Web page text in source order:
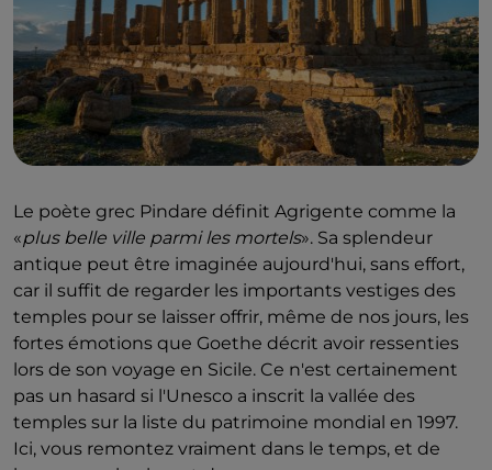
Le poète grec Pindare définit Agrigente comme la
«plus belle ville parmi les mortels». Sa splendeur
antique peut être imaginée aujourd'hui, sans effort,
car il suffit de regarder les importants vestiges des
temples pour se laisser offrir, même de nos jours, les
fortes émotions que Goethe décrit avoir ressenties
lors de son voyage en Sicile. Ce n'est certainement
pas un hasard si l'Unesco a inscrit la vallée des
temples sur la liste du patrimoine mondial en 1997.
Ici, vous remontez vraiment dans le temps, et de